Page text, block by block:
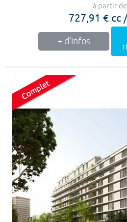
à partir de
727,91 € cc
+ d'infos